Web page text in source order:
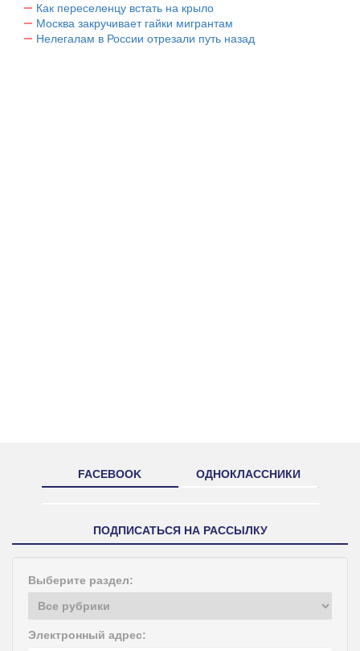
Как переселенцу встать на крыло
Москва закручивает гайки мигрантам
Нелегалам в России отрезали путь назад
FACEBOOK ОДНОКЛАССНИКИ
ПОДПИСАТЬСЯ НА РАССЫЛКУ
Выберите раздел:
Электронный адрес: